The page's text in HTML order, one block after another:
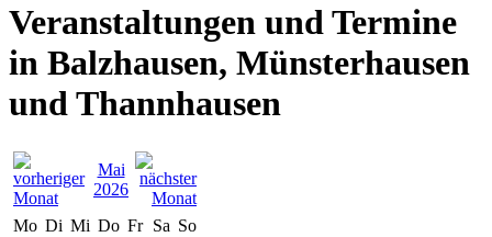
Veranstaltungen und Termine
in Balzhausen, Münsterhausen
und Thannhausen
Mai
2026
Mo Di Mi Do Fr Sa So